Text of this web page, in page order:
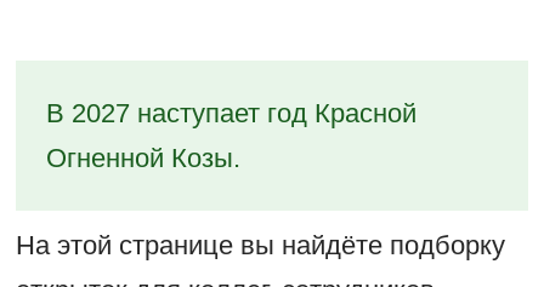
В 2027 наступает год Красной
Огненной Козы.
На этой странице вы найдёте подборку